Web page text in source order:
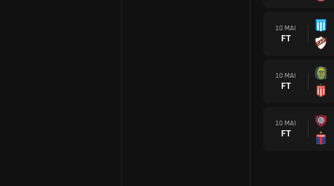
10 MAI
FT
10 MAI
FT
10 MAI
FT